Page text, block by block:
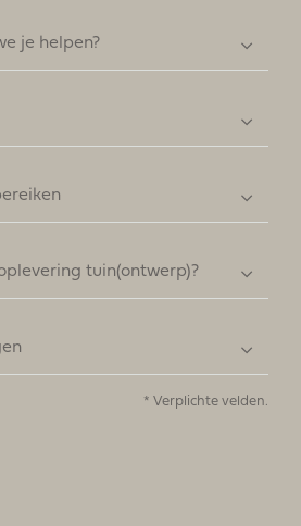
je helpen?
tuin(ontwerp)?
* Verplichte velden.